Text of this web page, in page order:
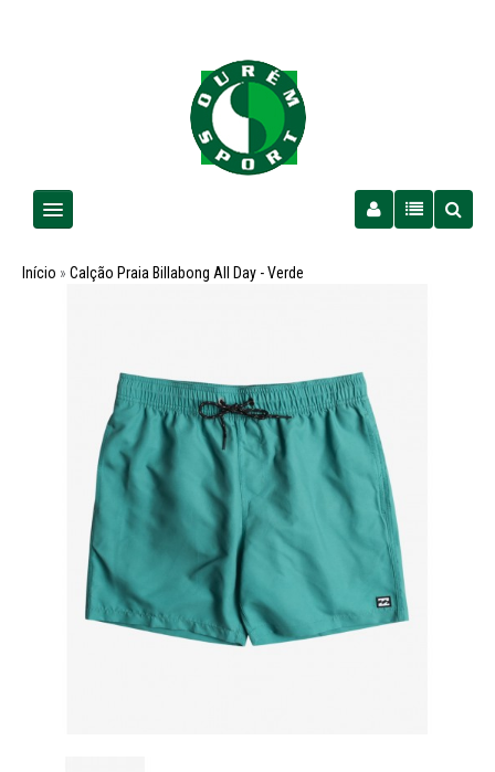
Homem
PROMOÇÕES
Futebol
Running
Início » Calção Praia Billabong All Day - Verde